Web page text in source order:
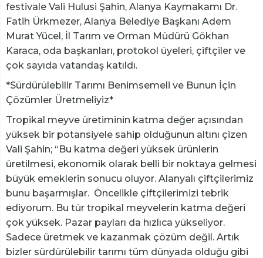
festivale Vali Hulusi Şahin, Alanya Kaymakamı Dr.
Fatih Ürkmezer, Alanya Belediye Başkanı Adem
Murat Yücel, İl Tarım ve Orman Müdürü Gökhan
Karaca, oda başkanları, protokol üyeleri, çiftçiler ve
çok sayıda vatandaş katıldı.
*Sürdürülebilir Tarımı Benimsemeli ve Bunun İçin
Çözümler Üretmeliyiz*
Tropikal meyve üretiminin katma değer açısından
yüksek bir potansiyele sahip olduğunun altını çizen
Vali Şahin; “Bu katma değeri yüksek ürünlerin
üretilmesi, ekonomik olarak belli bir noktaya gelmesi
büyük emeklerin sonucu oluyor. Alanyalı çiftçilerimiz
bunu başarmışlar. Öncelikle çiftçilerimizi tebrik
ediyorum. Bu tür tropikal meyvelerin katma değeri
çok yüksek. Pazar payları da hızlıca yükseliyor.
Sadece üretmek ve kazanmak çözüm değil. Artık
bizler sürdürülebilir tarımı tüm dünyada olduğu gibi